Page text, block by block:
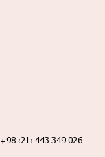
+98 (21) 443 349 026